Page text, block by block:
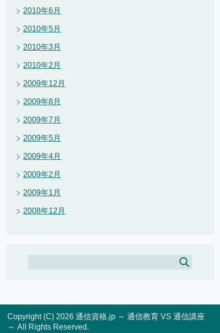
2010年6月
2010年5月
2010年3月
2010年2月
2009年12月
2009年8月
2009年7月
2009年5月
2009年4月
2009年2月
2009年1月
2008年12月
Copyright (C) 2026 通信資格.jp ～ 通信教育 VS 通信講座
～ All Rights Reserved.